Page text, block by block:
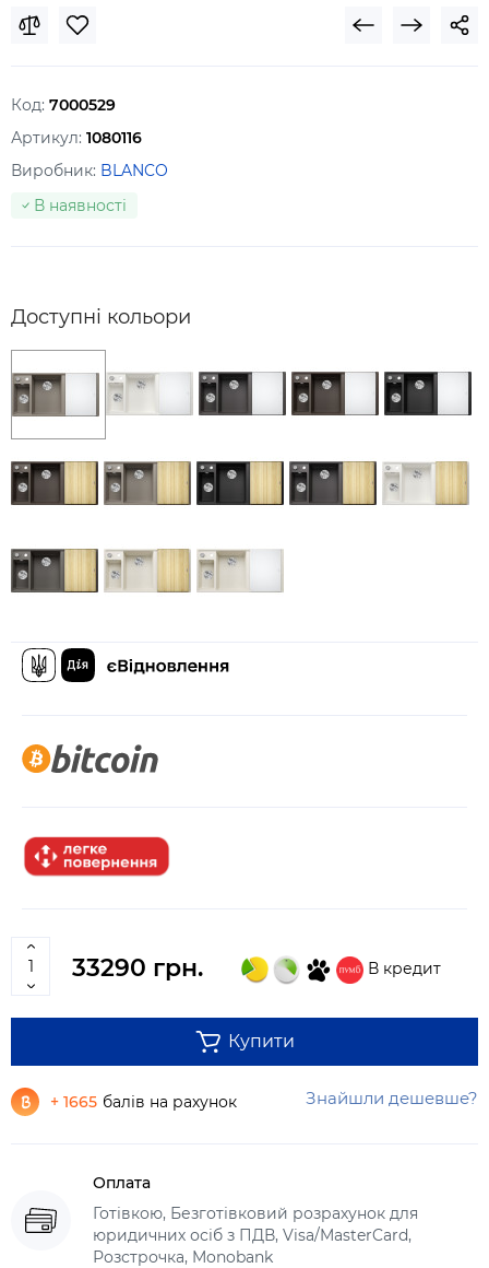
Код: 7000529
Артикул: 1080116
Виробник: BLANCO
В наявності
Доступні кольори
33290 грн. В кредит
Купити
+ 1665 балів на рахунок Знайшли дешевше?
Оплата
Готівкою, Безготівковий розрахунок для
юридичних осіб з ПДВ, Visa/MasterCard,
Розстрочка, Monobank